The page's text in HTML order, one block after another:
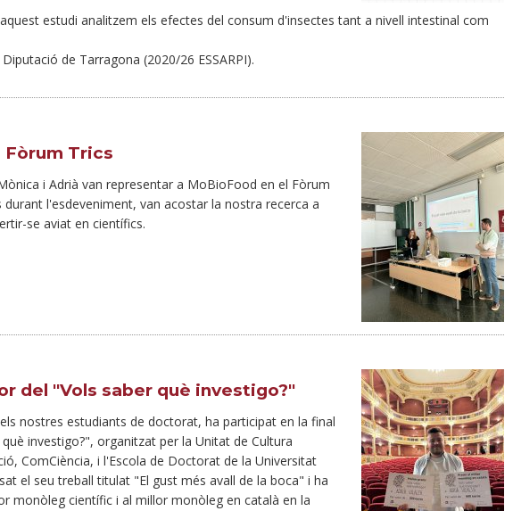
estudi analitzem els efectes del consum d'insectes tant a nivell intestinal com
de Tarragona (2020/26 ESSARPI).
Trics
i Adrià van representar a MoBioFood en el Fòrum
durant l'esdeveniment, van acostar la nostra recerca a
se aviat en científics.
del "Vols saber què investigo?"
nostres estudiants de doctorat, ha participat en la final
investigo?", organitzat per la Unitat de Cultura
ComCiència, i l'Escola de Doctorat de la Universitat
el seu treball titulat "El gust més avall de la boca" i ha
monòleg científic i al millor monòleg en català en la